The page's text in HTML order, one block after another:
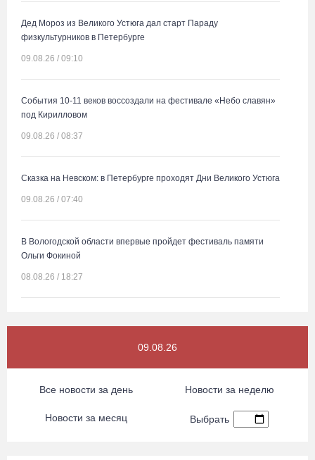
Дед Мороз из Великого Устюга дал старт Параду
физкультурников в Петербурге
09.08.26 / 09:10
События 10-11 веков воссоздали на фестивале «Небо славян»
под Кирилловом
09.08.26 / 08:37
Сказка на Невском: в Петербурге проходят Дни Великого Устюга
09.08.26 / 07:40
В Вологодской области впервые пройдет фестиваль памяти
Ольги Фокиной
08.08.26 / 18:27
09.08.26
Все новости за день Новости за неделю
Новости за месяц Выбрать